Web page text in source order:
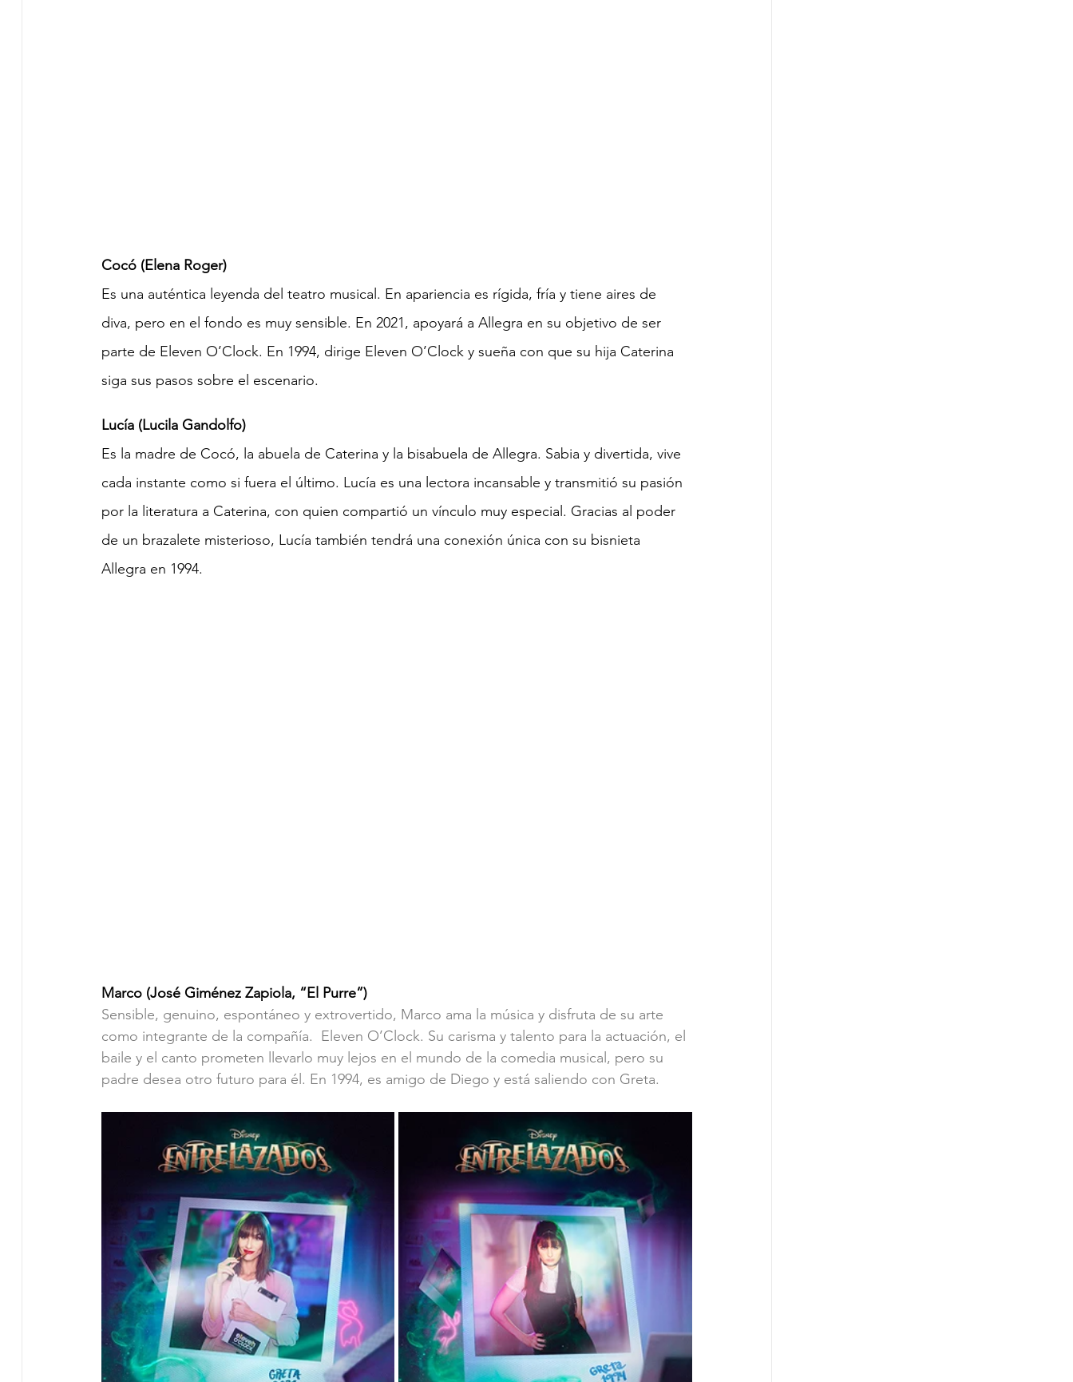
Cocó (Elena Roger)
Es una auténtica leyenda del teatro musical. En apariencia es rígida, fría y tiene aires de
diva, pero en el fondo es muy sensible. En 2021, apoyará a Allegra en su objetivo de ser
parte de Eleven O’Clock. En 1994, dirige Eleven O’Clock y sueña con que su hija Caterina
siga sus pasos sobre el escenario.
Lucía (Lucila Gandolfo)
Es la madre de Cocó, la abuela de Caterina y la bisabuela de Allegra. Sabia y divertida, vive
cada instante como si fuera el último. Lucía es una lectora incansable y transmitió su pasión
por la literatura a Caterina, con quien compartió un vínculo muy especial. Gracias al poder
de un brazalete misterioso, Lucía también tendrá una conexión única con su bisnieta
Allegra en 1994.
Marco (José Giménez Zapiola, “El Purre”)
Sensible, genuino, espontáneo y extrovertido, Marco ama la música y disfruta de su arte
como integrante de la compañía.  Eleven O’Clock. Su carisma y talento para la actuación, el
baile y el canto prometen llevarlo muy lejos en el mundo de la comedia musical, pero su
padre desea otro futuro para él. En 1994, es amigo de Diego y está saliendo con Greta.